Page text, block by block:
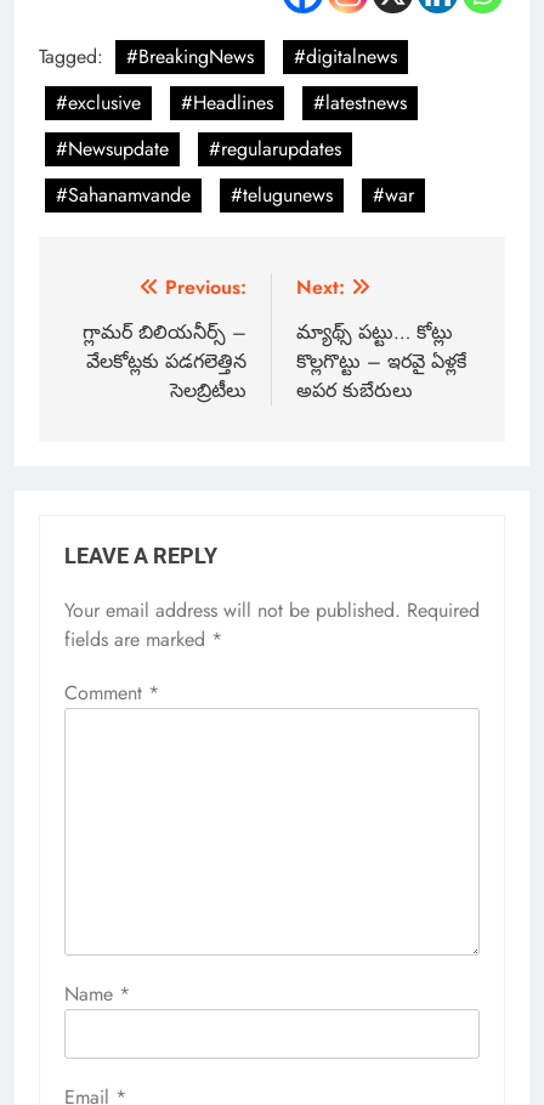
Tagged: #BreakingNews
#digitalnews
#exclusive
#Headlines
#latestnews
#Newsupdate
#regularupdates
#Sahanamvande
#telugunews #war
Previous:
గ్లామర్ బిలియనీర్స్ –
వేలకోట్లకు పడగలెత్తిన
సెలబ్రిటీలు
Next:
మ్యాథ్స్ పట్టు… కోట్లు
కొల్లగొట్టు – ఇరవై ఏళ్లకే
అపర కుబేరులు
LEAVE A REPLY
Your email address will not be published. Required
fields are marked *
Comment *
Name *
Email *